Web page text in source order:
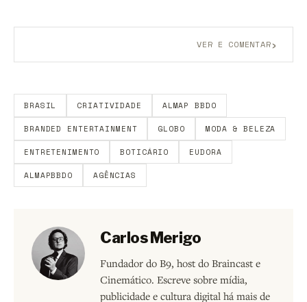
VER E COMENTAR›
BRASIL CRIATIVIDADE ALMAP BBDO
BRANDED ENTERTAINMENT GLOBO MODA & BELEZA
ENTRETENIMENTO BOTICÁRIO EUDORA
ALMAPBBDO AGÊNCIAS
Carlos Merigo
Fundador do B9, host do Braincast e
Cinemático. Escreve sobre mídia,
publicidade e cultura digital há mais de